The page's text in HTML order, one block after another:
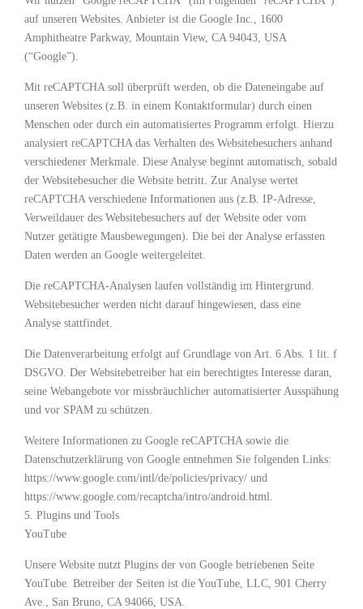
auf unseren Websites. Anbieter ist die Google Inc., 1600
Amphitheatre Parkway, Mountain View, CA 94043, USA
(“Google”).
Mit reCAPTCHA soll überprüft werden, ob die Dateneingabe auf
unseren Websites (z.B. in einem Kontaktformular) durch einen
Menschen oder durch ein automatisiertes Programm erfolgt. Hierzu
analysiert reCAPTCHA das Verhalten des Websitebesuchers anhand
verschiedener Merkmale. Diese Analyse beginnt automatisch, sobald
der Websitebesucher die Website betritt. Zur Analyse wertet
reCAPTCHA verschiedene Informationen aus (z.B. IP-Adresse,
Verweildauer des Websitebesuchers auf der Website oder vom
Nutzer getätigte Mausbewegungen). Die bei der Analyse erfassten
Daten werden an Google weitergeleitet.
Die reCAPTCHA-Analysen laufen vollständig im Hintergrund.
Websitebesucher werden nicht darauf hingewiesen, dass eine
Analyse stattfindet.
Die Datenverarbeitung erfolgt auf Grundlage von Art. 6 Abs. 1 lit. f
DSGVO. Der Websitebetreiber hat ein berechtigtes Interesse daran,
seine Webangebote vor missbräuchlicher automatisierter Ausspähung
und vor SPAM zu schützen.
Weitere Informationen zu Google reCAPTCHA sowie die
Datenschutzerklärung von Google entnehmen Sie folgenden Links:
https://www.google.com/intl/de/policies/privacy/ und
https://www.google.com/recaptcha/intro/android.html.
5. Plugins und Tools
YouTube
Unsere Website nutzt Plugins der von Google betriebenen Seite
YouTube. Betreiber der Seiten ist die YouTube, LLC, 901 Cherry
Ave., San Bruno, CA 94066, USA.